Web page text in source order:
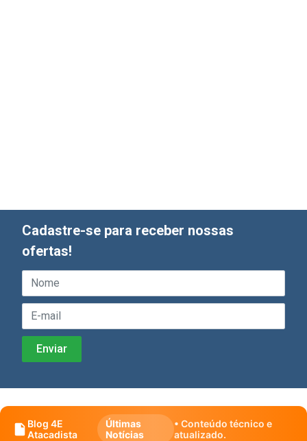
Cadastre-se para receber nossas
ofertas!
Blog 4E
Atacadista
Últimas
Notícias
• Conteúdo técnico e
atualizado.